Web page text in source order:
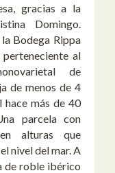
gracias a la
Domingo.
Bodega Rippa
al
de
de menos de 4
hace más de 40
parcela con
alturas que
nivel del mar. A
de roble ibérico